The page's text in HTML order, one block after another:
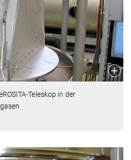
Teleskop in der